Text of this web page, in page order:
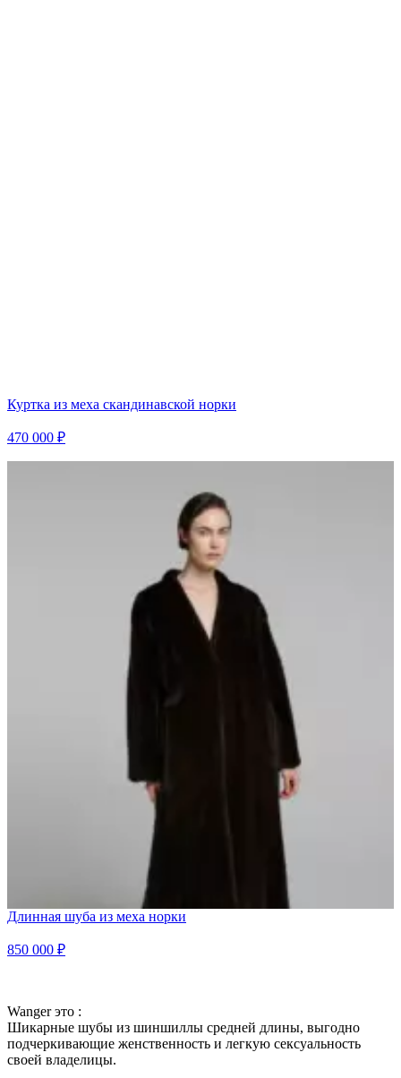
Куртка из меха скандинавской норки
470 000 ₽
Длинная шуба из меха норки
850 000 ₽
Wanger это :
Шикарные шубы из шиншиллы средней длины, выгодно
подчеркивающие женственность и легкую сексуальность
своей владелицы.